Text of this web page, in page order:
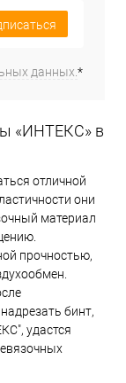
данных.*
«ИНТЕКС» в
отличной
они
материал
прочностью,
бинт,
удастся